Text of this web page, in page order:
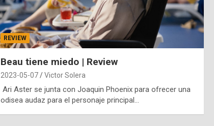
REVIEW
Beau tiene miedo | Review
2023-05-07 Victor Solera
Ari Aster se junta con Joaquin Phoenix para ofrecer una
odisea audaz para el personaje principal…